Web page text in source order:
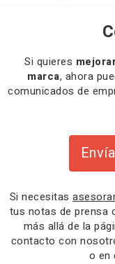
Si quieres
marca, ahora
comunicados de
Si necesitas
tus notas de prensa
más allá de la
contacto con
o en